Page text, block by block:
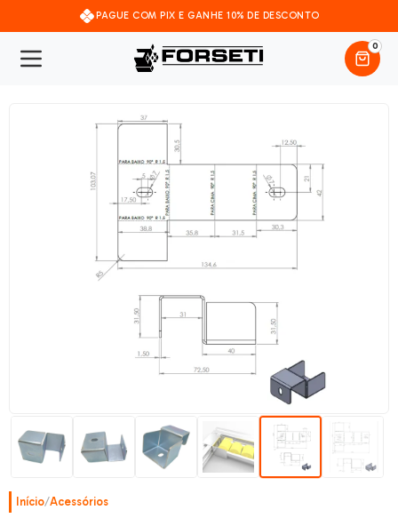
PAGUE COM PIX E GANHE 10% DE DESCONTO
0
Início/Acessórios